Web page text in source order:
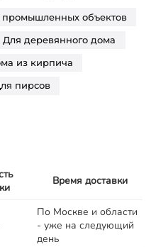
промышленных объектов
Для деревянного дома
из кирпича
пирсов
Время доставки
По Москве и области
- уже на следующий
день